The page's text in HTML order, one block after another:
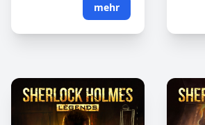
mehr